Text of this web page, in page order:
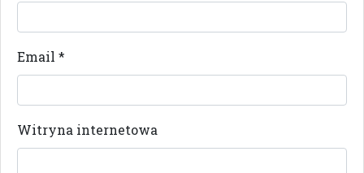
Email *
Witryna internetowa